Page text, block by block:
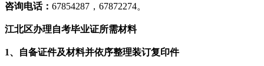
咨询电话： 67854287，67872274。
江北区办理自考毕业证所需材料
1、自备证件及材料并依序整理装订复印件